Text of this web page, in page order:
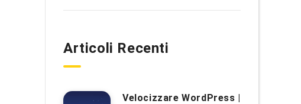
Articoli Recenti
Velocizzare WordPress |